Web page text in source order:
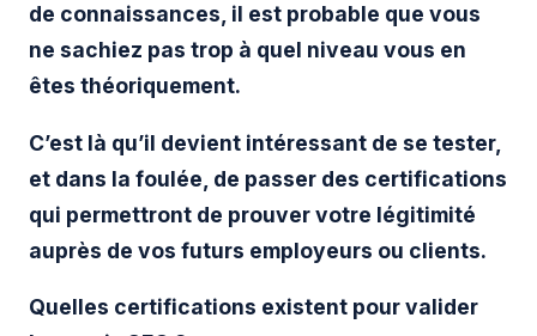
de connaissances, il est probable que vous
ne sachiez pas trop à quel niveau vous en
êtes théoriquement.
C’est là qu’il devient intéressant de se tester,
et dans la foulée, de passer des certifications
qui permettront de prouver votre légitimité
auprès de vos futurs employeurs ou clients.
Quelles certifications existent pour valider